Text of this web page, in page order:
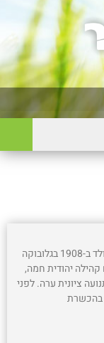
מלך גינדין מלך נולד ב-1908 בגלובוקה
קהילה יהודית חמה,
ציונית ערה. לפני
בהכשרת